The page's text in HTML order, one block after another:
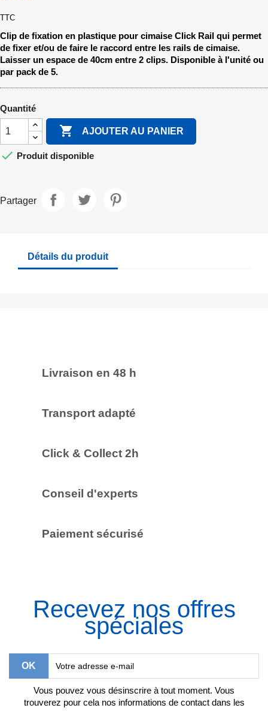
TTC
Clip de fixation en plastique pour cimaise Click Rail qui permet
de fixer et/ou de faire le raccord entre les rails de cimaise.
Laisser un espace de 40cm entre 2 clips. Disponible à l'unité ou
par pack de 5.
Quantité
 AJOUTER AU PANIER
 Produit disponible
Partager
Détails du produit
Livraison en 48 h
Transport adapté
Click & Collect 2h
Conseil d'experts
Paiement sécurisé
Recevez nos offres
spéciales
Vous pouvez vous désinscrire à tout moment. Vous
trouverez pour cela nos informations de contact dans les